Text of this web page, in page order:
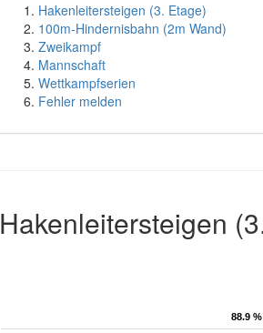
Hakenleitersteigen (3. Etage)
100m-Hindernisbahn (2m Wand)
Zweikampf
Mannschaft
Wettkampfserien
Fehler melden
Hakenleitersteigen
88.9
88.9